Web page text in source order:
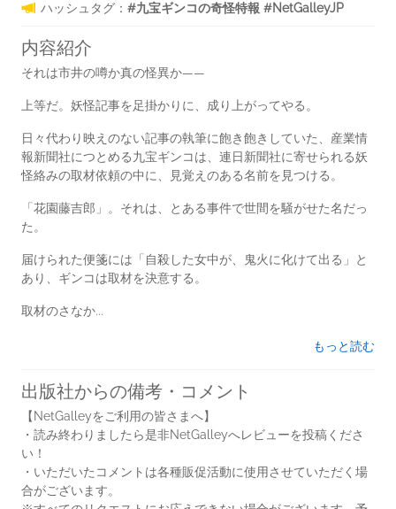
ハッシュタグ： #九宝ギンコの奇怪特報 #NetGalleyJP
内容紹介
それは市井の噂か真の怪異か――
上等だ。妖怪記事を足掛かりに、成り上がってやる。
日々代わり映えのない記事の執筆に飽き飽きしていた、産業情
報新聞社につとめる九宝ギンコは、連日新聞社に寄せられる妖
怪絡みの取材依頼の中に、見覚えのある名前を見つける。
「花園藤吉郎」。それは、とある事件で世間を騒がせた名だっ
た。
届けられた便箋には「自殺した女中が、鬼火に化けて出る」と
あり、ギンコは取材を決意する。
取材のさなか...
もっと読む
出版社からの備考・コメント
【NetGalleyをご利用の皆さまへ】
・読み終わりましたら是非NetGalleyへレビューを投稿くださ
い！
・いただいたコメントは各種販促活動に使用させていただく場
合がございます。